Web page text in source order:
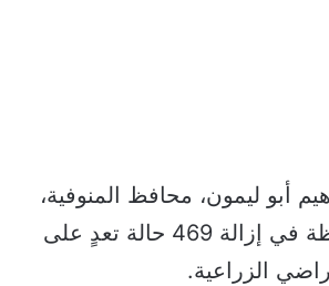
أبو ليمون، محافظ المنوفية،
عن نجاح المحافظة في إزالة 469 حالة تعدٍ على
الزراعية.